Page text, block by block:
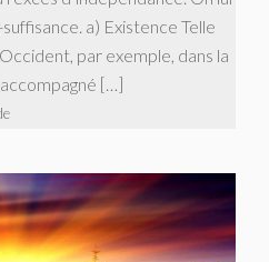
a) Existence Telle
par exemple, dans la
[…]